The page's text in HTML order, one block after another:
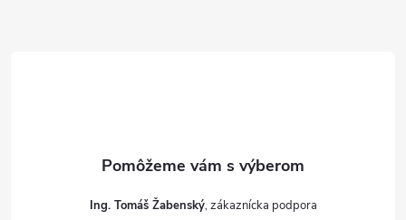
Ing. Tomáš Žabenský